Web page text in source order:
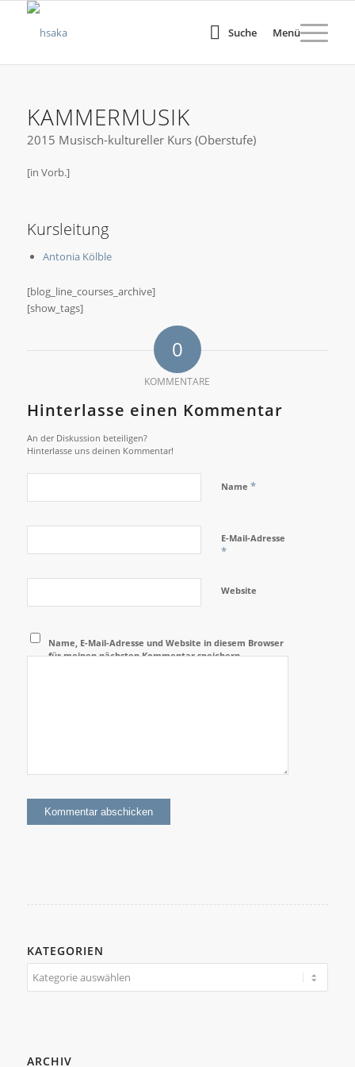
Suche Menü
KAMMERMUSIK
2015 Musisch-kultureller Kurs (Oberstufe)
[in Vorb.]
Kursleitung
Antonia Kölble
[blog_line_courses_archive]
[show_tags]
0
KOMMENTARE
Hinterlasse einen Kommentar
An der Diskussion beteiligen?
Hinterlasse uns deinen Kommentar!
Name *
E-Mail-Adresse
*
Website
Name, E-Mail-Adresse und Website in diesem Browser
für meinen nächsten Kommentar speichern.
KATEGORIEN
Kategorien
ARCHIV